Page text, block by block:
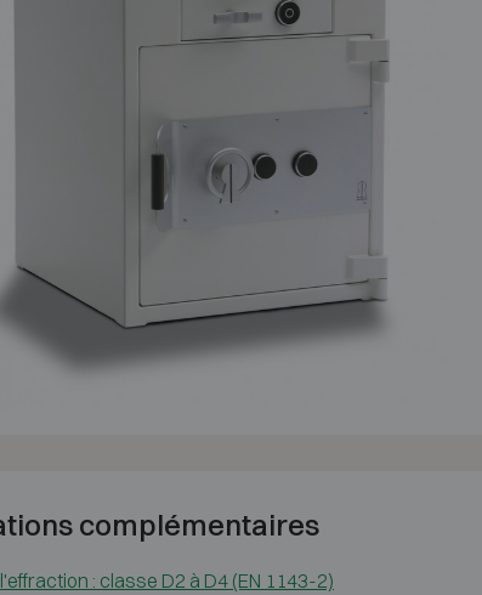
complémentaires
: classe D2 à D4 (EN 1143-2)